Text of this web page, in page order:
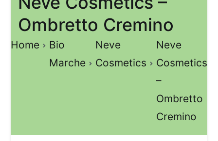
Ombretto Cremino
Home
Bio
Marche
Neve
Cosmetics
Neve
Cosmetics
–
Ombretto
Cremino